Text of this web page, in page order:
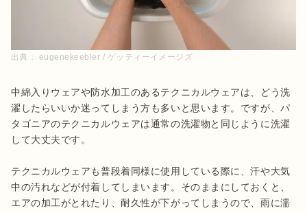
出典： eugenekeebler / ゲッティーイメージズ
中綿入りウェアや防水加工のあるテクニカルウェアは、どう洗
濯したらいいか迷ってしまう方も多いと思います。ですが、パ
タゴニアのテクニカルウェアは通常の洗濯物と同じように洗濯
して大丈夫です。
テクニカルウェアも普段着同様に使用している際に、汗や大気
中の汚れなどが付着してしまいます。そのままにしておくと、
エアの加工がとれたり、耐久性が下がってしまうので、雨に濡